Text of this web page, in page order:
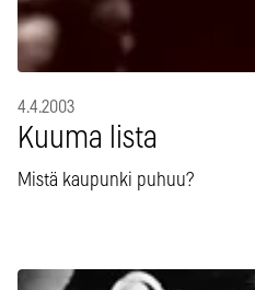
4.4.2003
Kuuma lista
Mistä kaupunki puhuu?